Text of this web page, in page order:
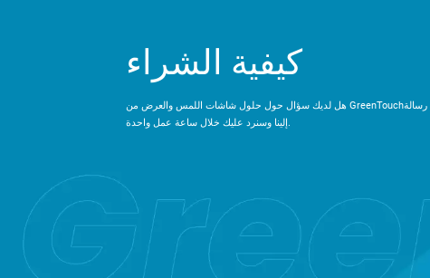
كيفية الشراء
هل لديك سؤال حول حلول شاشات اللمس والعرض من GreenTouch؟ يرجى إرسال رسالة
إلينا وسنرد عليك خلال ساعة عمل واحدة.